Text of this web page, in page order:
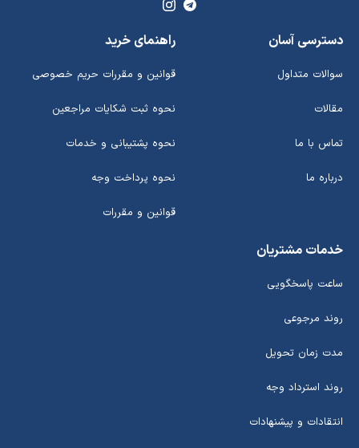
دسترسی آسان
سوالات متداول
مقالات
تماس با ما
درباره ما
راهنمای خرید
قوانین و مقررات حریم خصوصی
نحوه ثبت شکایات مراجعین
نحوه پشتیبانی و خدمات
نحوه پرداخت وجه
قوانین و مقررات
خدمات مشتریان
ساعت پاسخگویی
روند مرجوعی
مدت زمان تحویل
روند استرداد وجه
انتقادات و پیشنهادات